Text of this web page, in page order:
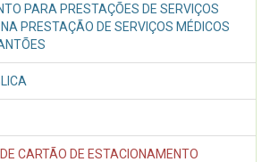
PARA PRESTAÇÕES DE SERVIÇOS
PRESTAÇÃO DE SERVIÇOS MÉDICOS
CARTÃO DE ESTACIONAMENTO